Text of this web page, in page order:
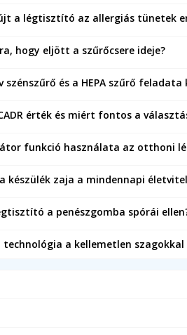
a légtisztító az allergiás tünetek
hogy eljött a szűrőcsere ideje?
szénszűrő és a HEPA szűrő
érték és miért fontos a
funkció használata az otthoni
készülék zaja a mindennapi
a penészgomba spórái
technológia a kellemetlen